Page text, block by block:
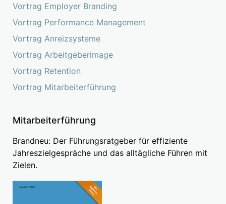
Vortrag Employer Branding
Vortrag Performance Management
Vortrag Anreizsysteme
Vortrag Arbeitgeberimage
Vortrag Retention
Vortrag Mitarbeiterführung
Mitarbeiterführung
Brandneu: Der Führungsratgeber für effiziente
Jahreszielgespräche und das alltägliche Führen mit
Zielen.